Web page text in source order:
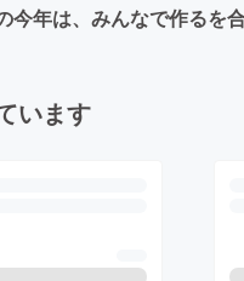
年は、みんなで作るを
います